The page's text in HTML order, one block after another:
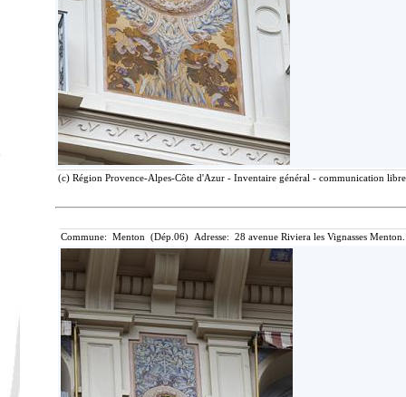
(c) Région Provence-Alpes-Côte d'Azur - Inventaire général - communication
Commune: Menton (Dép.06) Adresse: 28 avenue Riviera les Vignasses